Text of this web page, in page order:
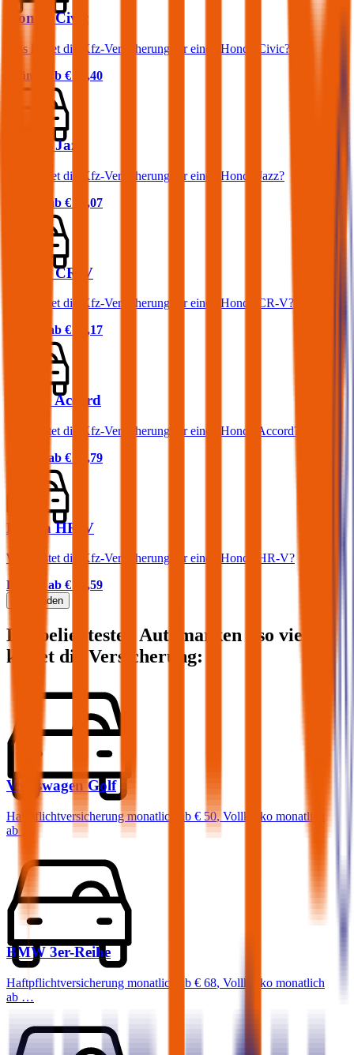
Honda Civic
Was kostet die Kfz-Versicherung für einen Honda Civic?
Prämie ab € 44,40
Honda Jazz
Was kostet die Kfz-Versicherung für einen Honda Jazz?
Prämie ab € 38,07
Honda CR-V
Was kostet die Kfz-Versicherung für einen Honda CR-V?
Prämie ab € 67,17
Honda Accord
Was kostet die Kfz-Versicherung für einen Honda Accord?
Prämie ab € 84,79
Honda HR-V
Was kostet die Kfz-Versicherung für einen Honda HR-V?
Prämie ab € 49,59
Mehr laden
Die beliebtesten Automarken - so viel
kostet die Versicherung:
Volkswagen Golf
Haftpflichtversicherung monatlich ab € 50, Vollkasko monatlich
ab …
BMW 3er-Reihe
Haftpflichtversicherung monatlich ab € 68, Vollkasko monatlich
ab …